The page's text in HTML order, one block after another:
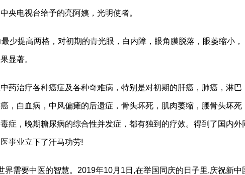
央电视台给予的亮阿姨，光明使者。
少提高两格，对初期的青光眼，白内障，眼角膜脱落，眼萎缩小，
显著。
药治疗各种癌症及各种奇难病，特别是对初期的肝癌，肺癌，淋巴
，白血病，中风偏瘫的后遗症，骨头坏死，肌肉萎缩，腰骨头坏死
症，晚期糖尿病的综合性并发症，都有独到的疗效。得到了国内外
事业立下了汗马功劳!
界需要中医的智慧。2019年10月1日,在举国同庆的日子里,庆祝新中